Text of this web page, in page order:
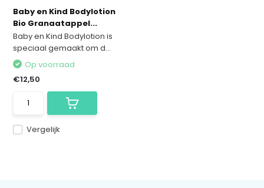
Baby en Kind Bodylotion
Bio Granaatappel...
Baby en Kind Bodylotion is
speciaal gemaakt om d...
Vergelijk
Op voorraad
€12,50